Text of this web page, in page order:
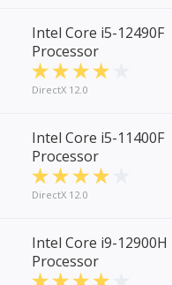
Intel Core i5-12490F
Processor
DirectX 12.0
Intel Core i5-11400F
Processor
DirectX 12.0
Intel Core i9-12900H
Processor